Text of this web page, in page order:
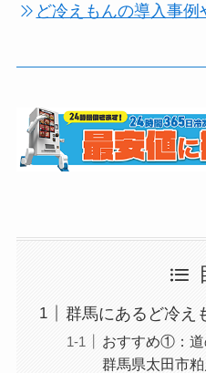
ど冷えもんの導入事例
群馬にあるど冷え
おすすめ①：道
群馬県太田市